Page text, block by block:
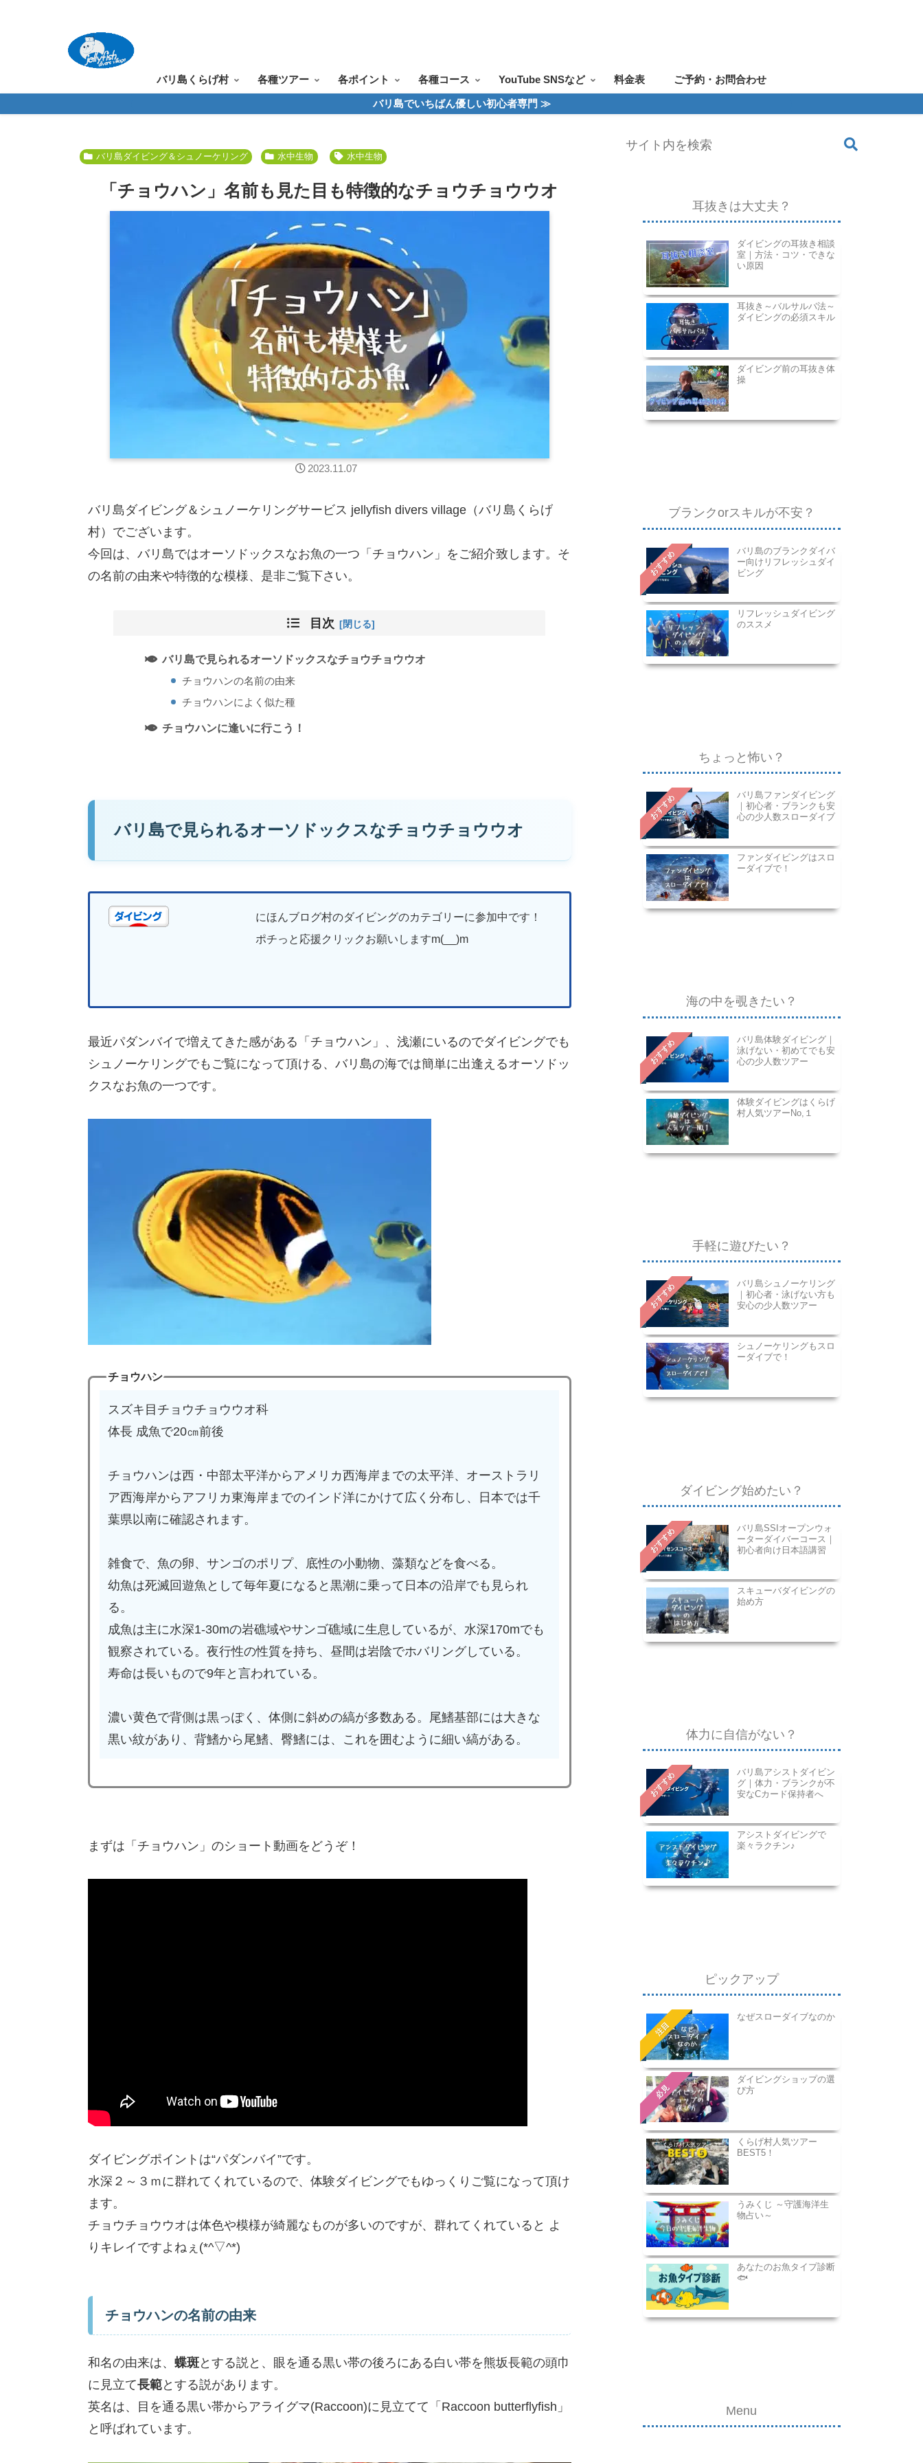
バリ島くらげ村 各種ツアー 各ポイント 各種コース YouTube SNSなど 料金表 ご予約・お問合わせ
バリ島でいちばん優しい初心者専門 ≫
バリ島ダイビング＆シュノーケリング 水中生物 水中生物
「チョウハン」名前も見た目も特徴的なチョウチョウウオ
2023.11.07
バリ島ダイビング＆シュノーケリングサービス jellyfish divers village（バリ島くらげ
村）でございます。
今回は、バリ島ではオーソドックスなお魚の一つ「チョウハン」をご紹介致します。そ
の名前の由来や特徴的な模様、是非ご覧下さい。
目次
バリ島で見られるオーソドックスなチョウチョウウオ
チョウハンの名前の由来
チョウハンによく似た種
チョウハンに逢いに行こう！
バリ島で見られるオーソドックスなチョウチョウウオ
にほんブログ村のダイビングのカテゴリーに参加中です！
ポチっと応援クリックお願いしますm(__)m
最近パダンバイで増えてきた感がある「チョウハン」、浅瀬にいるのでダイビングでも
シュノーケリングでもご覧になって頂ける、バリ島の海では簡単に出逢えるオーソドッ
クスなお魚の一つです。
チョウハン
スズキ目チョウチョウウオ科
体長 成魚で20㎝前後
チョウハンは西・中部太平洋からアメリカ西海岸までの太平洋、オーストラリ
ア西海岸からアフリカ東海岸までのインド洋にかけて広く分布し、日本では千
葉県以南に確認されます。
雑食で、魚の卵、サンゴのポリプ、底性の小動物、藻類などを食べる。
幼魚は死滅回遊魚として毎年夏になると黒潮に乗って日本の沿岸でも見られ
る。
成魚は主に水深1-30mの岩礁域やサンゴ礁域に生息しているが、水深170mでも
観察されている。夜行性の性質を持ち、昼間は岩陰でホバリングしている。
寿命は長いもので9年と言われている。
濃い黄色で背側は黒っぽく、体側に斜めの縞が多数ある。尾鰭基部には大きな
黒い紋があり、背鰭から尾鰭、臀鰭には、これを囲むように細い縞がある。
まずは「チョウハン」のショート動画をどうぞ！
ダイビングポイントは“パダンバイ”です。
水深２～３ｍに群れてくれているので、体験ダイビングでもゆっくりご覧になって頂け
ます。
チョウチョウウオは体色や模様が綺麗なものが多いのですが、群れてくれていると よ
りキレイですよねぇ(*^▽^*)
チョウハンの名前の由来
和名の由来は、 蝶斑とする説と、眼を通る黒い帯の後ろにある白い帯を熊坂長範の頭巾
に見立て長範とする説があります。
英名は、目を通る黒い帯からアライグマ(Raccoon)に見立てて「Raccoon butterflyfish」
と呼ばれています。
耳抜きは大丈夫？
ダイビングの耳抜き相談
室｜方法・コツ・できな
い原因
耳抜き～バルサルバ法～
ダイビングの必須スキル
ダイビング前の耳抜き体
操
ブランクorスキルが不安？
おすすめ
バリ島のブランクダイバ
ー向けリフレッシュダイ
ビング
リフレッシュダイビング
のススメ
ちょっと怖い？
おすすめ
バリ島ファンダイビング
｜初心者・ブランクも安
心の少人数スローダイブ
ファンダイビングはスロ
ーダイブで！
海の中を覗きたい？
おすすめ
バリ島体験ダイビング｜
泳げない・初めてでも安
心の少人数ツアー
体験ダイビングはくらげ
村人気ツアーNo,１
手軽に遊びたい？
おすすめ
バリ島シュノーケリング
｜初心者・泳げない方も
安心の少人数ツアー
シュノーケリングもスロ
ーダイブで！
ダイビング始めたい？
おすすめ
バリ島SSIオープンウォ
ーターダイバーコース｜
初心者向け日本語講習
スキューバダイビングの
始め方
体力に自信がない？
おすすめ
バリ島アシストダイビン
グ｜体力・ブランクが不
安なCカード保持者へ
アシストダイビングで
楽々ラクチン♪
ピックアップ
注目
なぜスローダイブなのか
必見
ダイビングショップの選
び方
くらげ村人気ツアー
BEST5！
うみくじ ～守護海洋生
物占い～
あなたのお魚タイプ診断
🐟
Menu